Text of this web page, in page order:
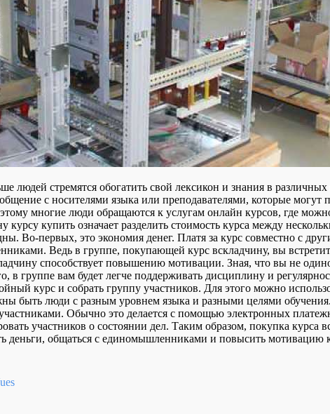
людей стремятся обогатить свой лексикон и знания в
с носителями языка или преподавателями, которые
многие люди обращаются к услугам онлайн курсов, где
курсу купить означает разделить стоимость курса между
Во-первых, это экономия денег. Платя за курс совместно с
Ведь в группе, покупающей курс вскладчину, вы
способствует повышению мотивации. Зная, что вы не
в группе вам будет легче поддерживать дисциплину и
курс и собрать группу участников. Для этого можно
быть люди с разным уровнем языка и разными целями
Обычно это делается с помощью электронных
участников о состоянии дел. Таким образом, покупка курса
деньги, общаться с единомышленниками и повысить